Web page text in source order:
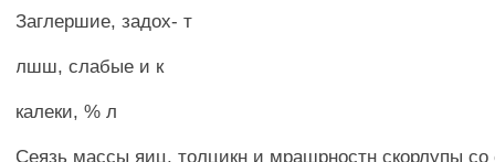
Заглершие, задох- т
лшш, слабые и к
калеки, % л
Сеязь массы яиц, толцикн и мрашрностн скорлупы со